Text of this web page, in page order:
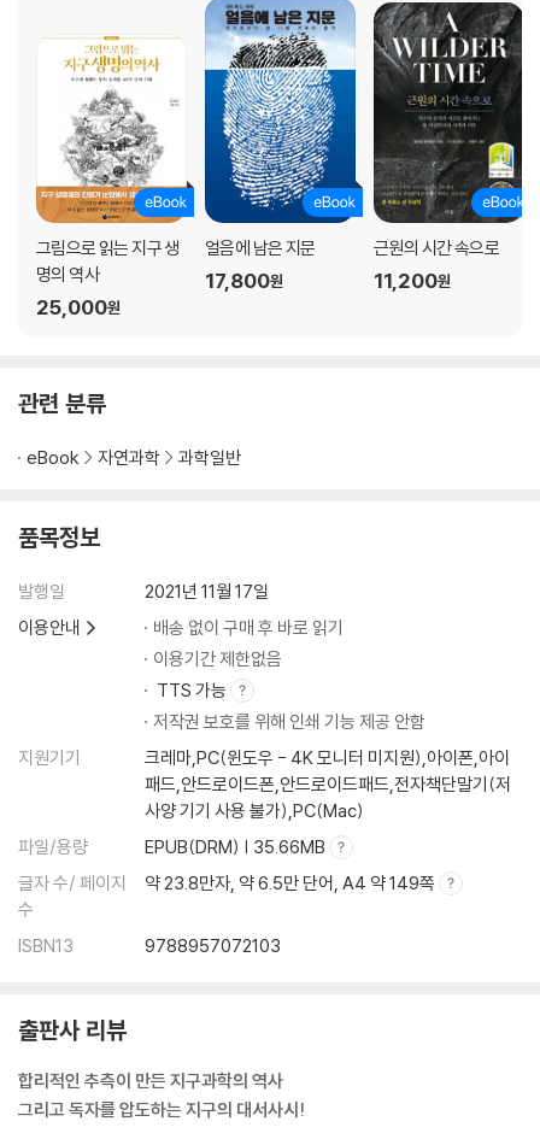
제3부 훨씬 오래전부터 나타난 생명
제6장 생명, 그 신비함의 출발
생명이란 무엇인가?
생명의 기원
생명을 이루는 물질
생명 탄생의 과정
생명 탄생에 필요한 지표 환경과 생명 탄생의 장소
제7장 아주 오랜 생명의 흔적
어두운 젊은 태양의 역설과 원시 미생물 생태계
원생누대의 특징
지구동결 이후의 대산화 사건
원생누대 후기 다세포 동물의 출편
제4부 대륙과 생명의 얽힘과 단속적인 변화
제9장 초대륙의 전설
원초대륙에서 초대륙으로의 변화
저어콘이 밝혀주는 대륙의 성장
초대륙의 형성과 주기성
생물 대폭발을 위한 지표환경의 변화
생물 대폭발과 진화
새로 밝혀진 사상 최대의 멸종 사건
곤드와나-판게아의 형성과 분리
중생대~신생대의 생물 진화
중생대~신생대의 기후 환경의 변화
공룡에서 유인원까지
그림으로 읽는 지구 생
명의 역사
25,000원
얼음에 남은 지문
17,800원
근원의 시간 속으로
11,200원
관련 분류
eBook 자연과학 과학일반
품목정보
발행일
2021년 11월 17일
이용안내
배송 없이 구매 후 바로 읽기
이용기간 제한없음
TTS 가능
저작권 보호를 위해 인쇄 기능 제공 안함
지원기기
크레마,PC(윈도우 - 4K 모니터 미지원),아이폰,아이
패드,안드로이드폰,안드로이드패드,전자책단말기(저
사양 기기 사용 불가),PC(Mac)
파일/용량
EPUB(DRM) | 35.66MB
글자 수/ 페이지
수
약 23.8만자, 약 6.5만 단어, A4 약 149쪽
ISBN13 9788957072103
출판사 리뷰
합리적인 추측이 만든 지구과학의 역사
그리고 독자를 압도하는 지구의 대서사시!